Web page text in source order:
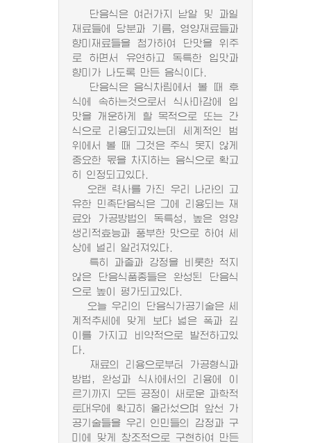
단음식은 여러가지 낟알 및 과일
재료들에 당분과 기름, 영양재료들과
향미재료들을 첨가하여 단맛을 위주
로 하면서 유연하고 독특한 입맛과
향미가 나도록 만든 음식이다.
단음식은 음식차림에서 볼 때 후
식에 속하는것으로서 식사마감에 입
맛을 개운하게 할 목적으로 또는 간
식으로 리용되고있는데 세계적인 범
위에서 볼 때 그것은 주식 못지 않게
중요한 몫을 차지하는 음식으로 확고
히 인정되고있다.
오랜 력사를 가진 우리 나라의 고
유한 민족단음식은 그에 리용되는 재
료와 가공방법의 독특성, 높은 영양
생리적효능과 풍부한 맛으로 하여 세
상에 널리 알려져있다.
특히 과줄과 강정을 비롯한 적지
않은 단음식품종들은 완성된 단음식
으로 높이 평가되고있다.
오늘 우리의 단음식가공기술은 세
계적추세에 맞게 보다 넓은 폭과 깊
이를 가지고 비약적으로 발전하고있
다.
재료의 리용으로부터 가공형식과
방법, 완성과 식사에서의 리용에 이
르기까지 모든 공정이 새로운 과학적
토대우에 확고히 올라섰으며 앞선 가
공기술들을 우리 인민들의 감정과 구
미에 맞게 창조적으로 구현하여 만든